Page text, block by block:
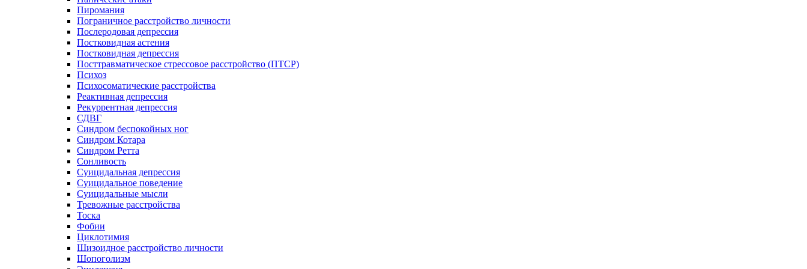
Пиромания
Пограничное расстройство личности
Послеродовая депрессия
Постковидная астения
Постковидная депрессия
Посттравматическое стрессовое расстройство (ПТСР)
Психоз
Психосоматические расстройства
Реактивная депрессия
Рекуррентная депрессия
СДВГ
Синдром беспокойных ног
Синдром Котара
Синдром Ретта
Сонливость
Суицидальная депрессия
Суицидальное поведение
Суицидальные мысли
Тревожные расстройства
Тоска
Фобии
Циклотимия
Шизоидное расстройство личности
Шопоголизм